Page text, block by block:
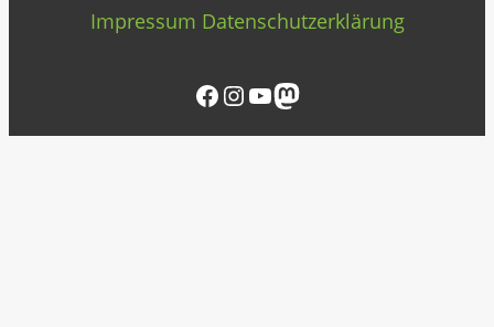
Impressum Datenschutzerklärung
Facebook InstagramYouTube Mastodon